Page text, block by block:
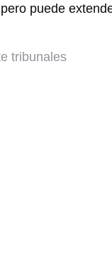
puede
tribunales